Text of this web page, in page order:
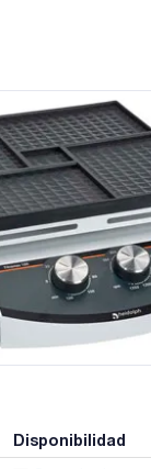
Disponibilidad